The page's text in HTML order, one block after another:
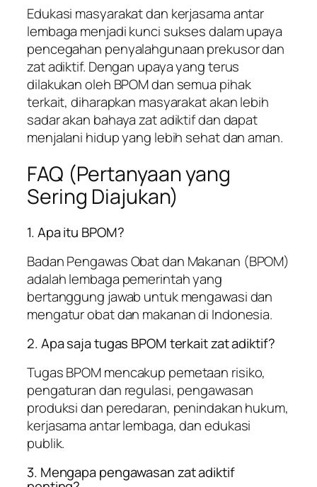
Edukasi masyarakat dan kerjasama antar
lembaga menjadi kunci sukses dalam upaya
pencegahan penyalahgunaan prekusor dan
zat adiktif. Dengan upaya yang terus
dilakukan oleh BPOM dan semua pihak
terkait, diharapkan masyarakat akan lebih
sadar akan bahaya zat adiktif dan dapat
menjalani hidup yang lebih sehat dan aman.
FAQ (Pertanyaan yang
Sering Diajukan)
1. Apa itu BPOM?
Badan Pengawas Obat dan Makanan (BPOM)
adalah lembaga pemerintah yang
bertanggung jawab untuk mengawasi dan
mengatur obat dan makanan di Indonesia.
2. Apa saja tugas BPOM terkait zat adiktif?
Tugas BPOM mencakup pemetaan risiko,
pengaturan dan regulasi, pengawasan
produksi dan peredaran, penindakan hukum,
kerjasama antar lembaga, dan edukasi
publik.
3. Mengapa pengawasan zat adiktif